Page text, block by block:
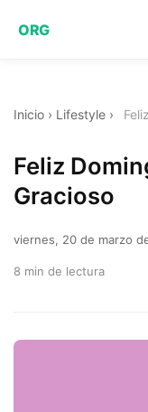
ORG
Inicio › Lifestyle ›
Feliz
Gracioso
viernes, 20 de marzo
8 min de lectura